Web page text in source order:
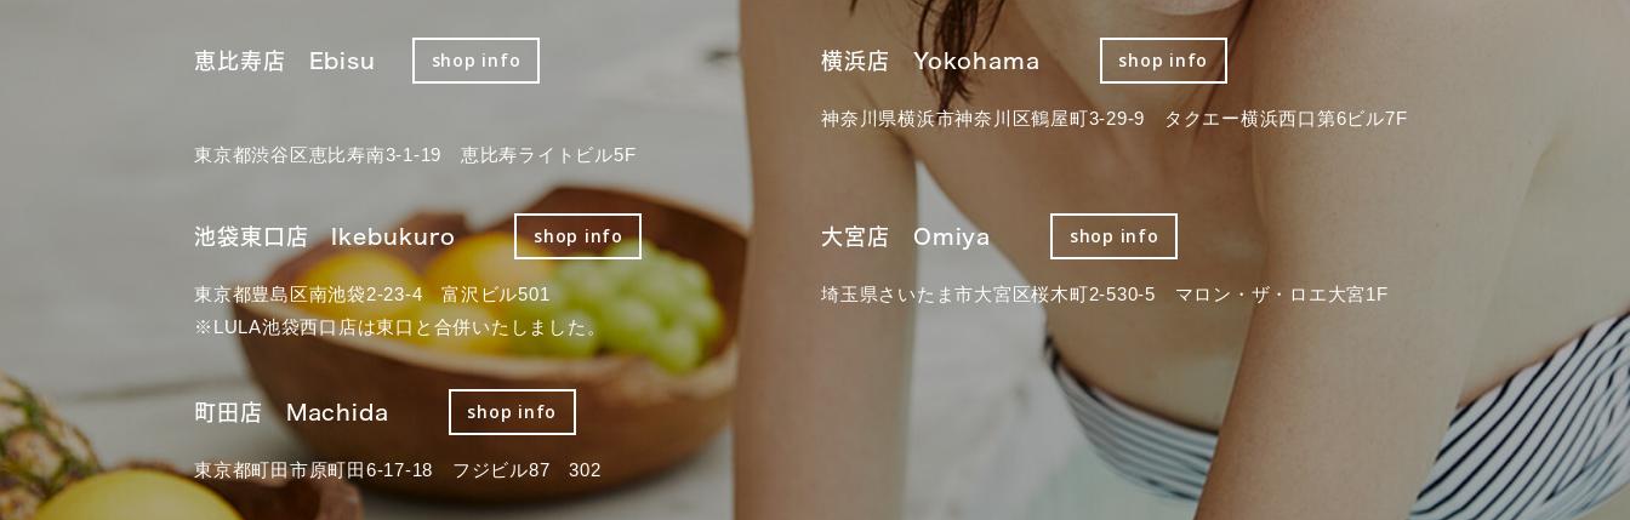
恵比寿店 Ebisu shop info
東京都渋谷区恵比寿南3-1-19 恵比寿ライトビル5F
横浜店 Yokohama shop info
神奈川県横浜市神奈川区鶴屋町3-29-9 タクエー横浜西口第6ビル7F
池袋東口店 Ikebukuro shop info
東京都豊島区南池袋2-23-4 富沢ビル501
※LULA池袋西口店は東口と合併いたしました。
大宮店 Omiya shop info
埼玉県さいたま市大宮区桜木町2-530-5 マロン・ザ・ロエ大宮1F
町田店 Machida shop info
東京都町田市原町田6-17-18 フジビル87 302